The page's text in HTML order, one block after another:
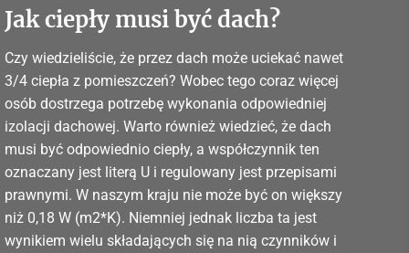
Jak ciepły musi być dach?
Czy wiedzieliście, że przez dach może uciekać nawet
3/4 ciepła z pomieszczeń? Wobec tego coraz więcej
osób dostrzega potrzebę wykonania odpowiedniej
izolacji dachowej. Warto również wiedzieć, że dach
musi być odpowiednio ciepły, a współczynnik ten
oznaczany jest literą U i regulowany jest przepisami
prawnymi. W naszym kraju nie może być on większy
niż 0,18 W (m2*K). Niemniej jednak liczba ta jest
wynikiem wielu składających się na nią czynników i